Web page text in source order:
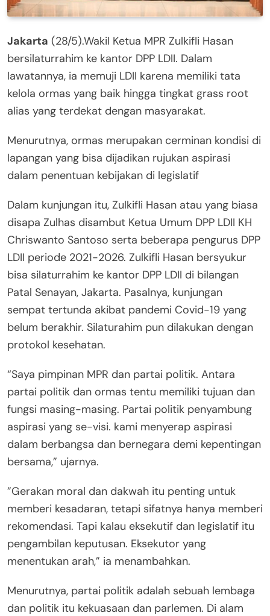
Jakarta (28/5).Wakil Ketua MPR Zulkifli Hasan
bersilaturrahim ke kantor DPP LDII. Dalam
lawatannya, ia memuji LDII karena memiliki tata
kelola ormas yang baik hingga tingkat grass root
alias yang terdekat dengan masyarakat.
Menurutnya, ormas merupakan cerminan kondisi di
lapangan yang bisa dijadikan rujukan aspirasi
dalam penentuan kebijakan di legislatif
Dalam kunjungan itu, Zulkifli Hasan atau yang biasa
disapa Zulhas disambut Ketua Umum DPP LDII KH
Chriswanto Santoso serta beberapa pengurus DPP
LDII periode 2021-2026. Zulkifli Hasan bersyukur
bisa silaturrahim ke kantor DPP LDII di bilangan
Patal Senayan, Jakarta. Pasalnya, kunjungan
sempat tertunda akibat pandemi Covid-19 yang
belum berakhir. Silaturahim pun dilakukan dengan
protokol kesehatan.
“Saya pimpinan MPR dan partai politik. Antara
partai politik dan ormas tentu memiliki tujuan dan
fungsi masing-masing. Partai politik penyambung
aspirasi yang se-visi. kami menyerap aspirasi
dalam berbangsa dan bernegara demi kepentingan
bersama,” ujarnya.
”Gerakan moral dan dakwah itu penting untuk
memberi kesadaran, tetapi sifatnya hanya memberi
rekomendasi. Tapi kalau eksekutif dan legislatif itu
pengambilan keputusan. Eksekutor yang
menentukan arah,” ia menambahkan.
Menurutnya, partai politik adalah sebuah lembaga
dan politik itu kekuasaan dan parlemen. Di alam